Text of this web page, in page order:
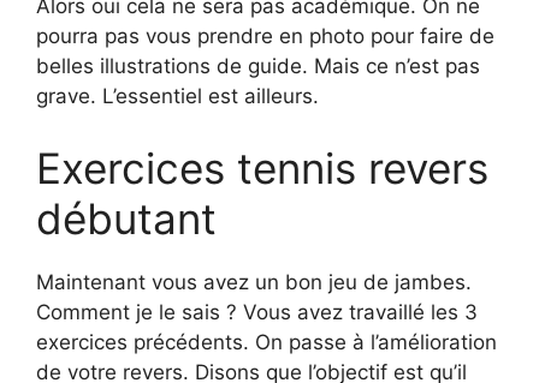
Alors oui cela ne sera pas académique. On ne
pourra pas vous prendre en photo pour faire de
belles illustrations de guide. Mais ce n’est pas
grave. L’essentiel est ailleurs.
Exercices tennis revers
débutant
Maintenant vous avez un bon jeu de jambes.
Comment je le sais ? Vous avez travaillé les 3
exercices précédents. On passe à l’amélioration
de votre revers. Disons que l’objectif est qu’il